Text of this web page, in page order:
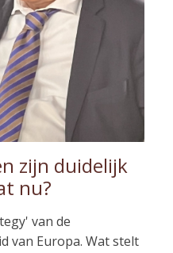
zijn duidelijk
nu?
van de
van Europa. Wat stelt